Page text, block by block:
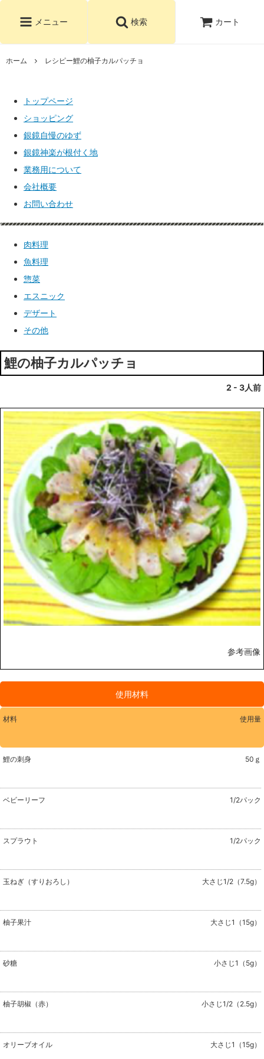
メニュー 検索 カート
ホーム レシピー鯉の柚子カルパッチョ
トップページ
ショッピング
銀鏡自慢のゆず
銀鏡神楽が根付く地
業務用について
会社概要
お問い合わせ
肉料理
魚料理
惣菜
エスニック
デザート
その他
鯉の柚子カルパッチョ
2 - 3人前
参考画像
使用材料
材料 使用量
鯉の刺身 50ｇ
ベビーリーフ 1/2パック
スプラウト 1/2パック
玉ねぎ（すりおろし） 大さじ1/2（7.5g）
柚子果汁 大さじ1（15g）
砂糖 小さじ1（5g）
柚子胡椒（赤） 小さじ1/2（2.5g）
オリーブオイル 大さじ1（15g）